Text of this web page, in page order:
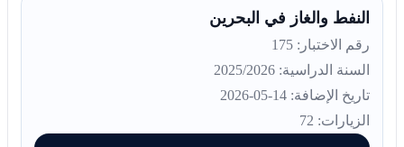
النفط والغاز في البحرين
رقم الاختبار: 175
السنة الدراسية: 2025/2026
تاريخ الإضافة: 14-05-2026
الزيارات: 72